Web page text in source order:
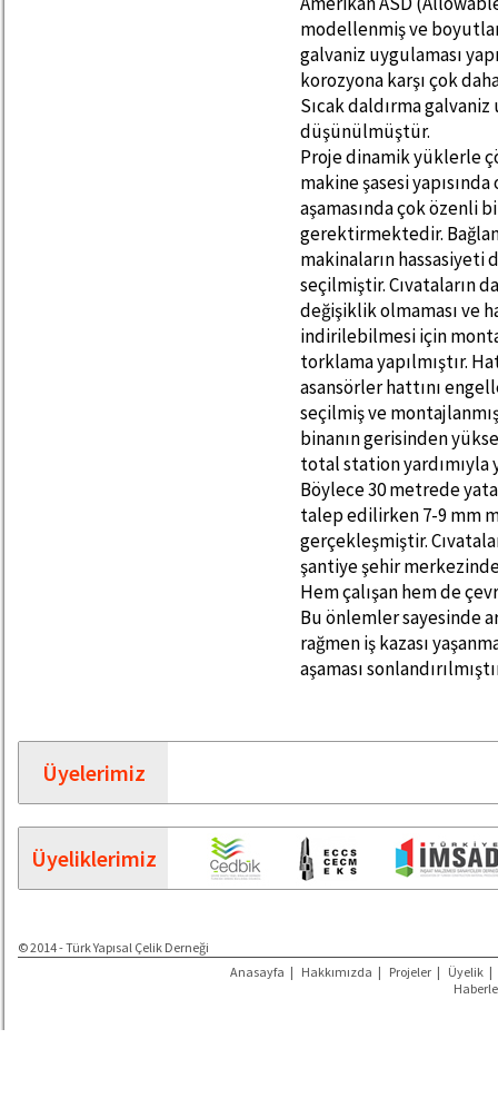
modellenmiş ve
galvaniz uygulaması
korozyona karşı çok
Sıcak daldırma
düşünülmüştür.
Proje dinamik yüklerle
makine şasesi
aşamasında çok özenli
gerektirmektedir.
makinaların
seçilmiştir. Cıvataların
değişiklik olmaması ve
indirilebilmesi için
torklama yapılmıştır.
asansörler hattını
seçilmiş ve
binanın gerisinden
total station yardımıyla
Böylece 30 metrede
talep edilirken 7-9 mm
gerçekleşmiştir.
şantiye şehir
Hem çalışan hem de
Bu önlemler sayesinde
rağmen iş kazası
aşaması
Üyelerimiz
Üyeliklerimiz
© 2014 - Türk Yapısal Çelik Derneği
Anasayfa | Hakkımızda | Projeler | Üyelik |